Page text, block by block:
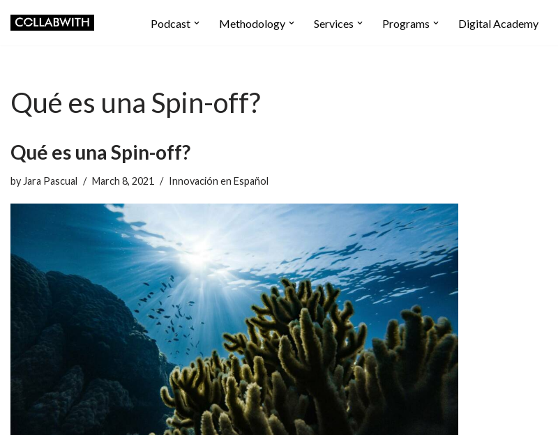
Podcast Methodology Services Programs Digital Academy
Qué es una Spin-off?
Qué es una Spin-off?
by Jara Pascual March 8, 2021 Innovación en Español